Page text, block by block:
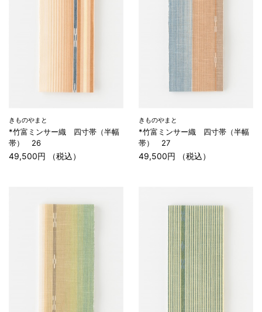
きものやまと
*竹富ミンサー織 四寸帯（半幅
帯） 26
49,500円 （税込）
きものやまと
*竹富ミンサー織 四寸帯（半幅
帯） 27
49,500円 （税込）